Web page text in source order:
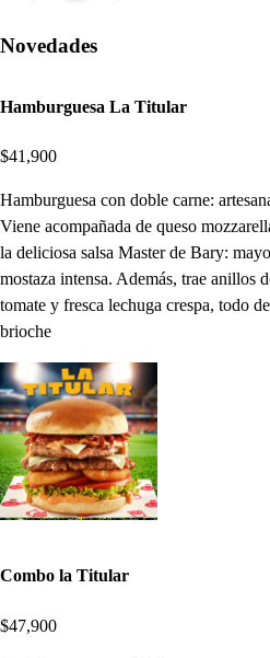
Novedades
Hamburguesa La Titular
$41,900
Hamburguesa con doble carne:
Viene acompañada de queso
la deliciosa salsa Master de Bary:
mostaza intensa. Además, trae anillos
tomate y fresca lechuga crespa, todo
brioche
Combo la Titular
$47,900